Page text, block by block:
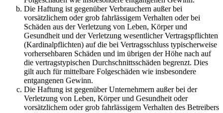
Die Haftung ist gegenüber Verbrauchern außer bei
vorsätzlichem oder grob fahrlässigem Verhalten oder bei
Schäden aus der Verletzung von Leben, Körper und
Gesundheit und der Verletzung wesentlicher Vertragspflichten
(Kardinalpflichten) auf die bei Vertragsschluss typischerweise
vorhersehbaren Schäden und im übrigen der Höhe nach auf
die vertragstypischen Durchschnittsschäden begrenzt. Dies
gilt auch für mittelbare Folgeschäden wie insbesondere
entgangenen Gewinn.
Die Haftung ist gegenüber Unternehmern außer bei der
Verletzung von Leben, Körper und Gesundheit oder
vorsätzlichem oder grob fahrlässigem Verhalten des Betreibers